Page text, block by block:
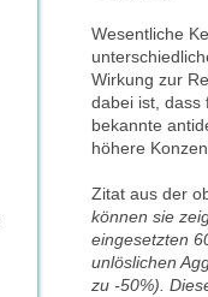
Wesentliche
Wirkung zur
dabei ist, dass
bekannte
höhere
Zitat aus der
können sie
eingesetzten
unlöslichen
zu -50%).